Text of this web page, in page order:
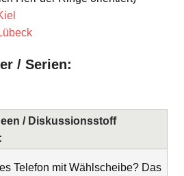
/ Serien:
/ Diskussionsstoff
Telefon mit Wählscheibe? Das